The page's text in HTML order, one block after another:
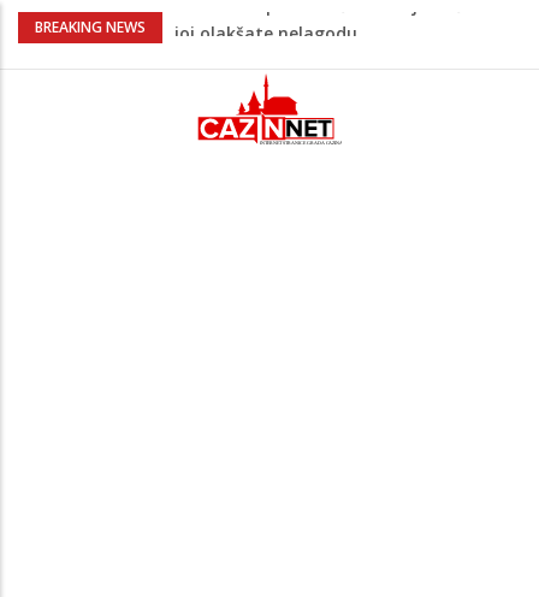
BREAKING NEWS
Kardiologinja upozorava da uobičajeno
Novi toplotni val stiže u BiH: U hladu će
biti 42 stepena, raste opasnost od
požara